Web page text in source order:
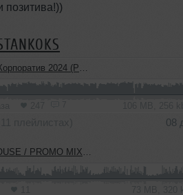
позитива!))
2024 (PRIME TIME)
08
MIX / TREFF8 / ORBITA